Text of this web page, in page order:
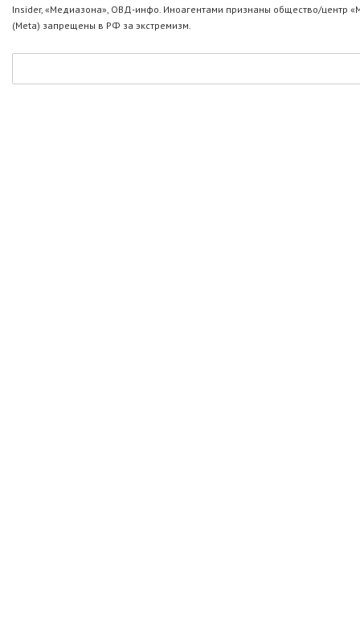
Insider, «Медиазона», ОВД-инфо. Иноагентами признаны общество/центр
(Metа) запрещены в РФ за экстремизм.